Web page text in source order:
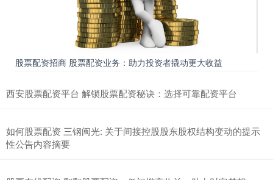
股票配资招商 股票配资业务：助力投资者撬动更大收益
西安股票配资平台 解锁股票配资秘诀：选择可靠配资平台
如何股票配资 三钢闽光: 关于间接控股股东股权结构变动的提示
性公告内容摘要